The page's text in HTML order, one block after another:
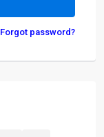
Forgot password?